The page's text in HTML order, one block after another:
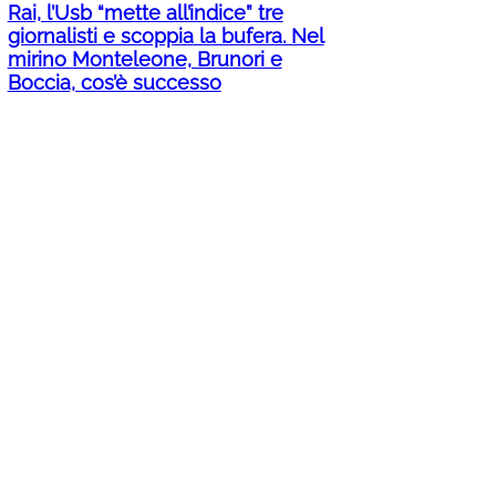
Rai, l’Usb “mette all’indice” tre
giornalisti e scoppia la bufera. Nel
mirino Monteleone, Brunori e
Boccia, cos’è successo